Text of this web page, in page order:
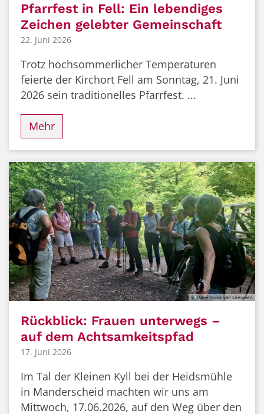
Pfarrfest in Fell: Ein lebendiges
Zeichen gelebter Gemeinschaft
22. Juni 2026
Trotz hochsommerlicher Temperaturen
feierte der Kirchort Fell am Sonntag, 21. Juni
2026 sein traditionelles Pfarrfest. ...
Mehr
© Marie-Luise van Leeuwen
Rückblick: Frauen unterwegs –
auf dem Achtsamkeitspfad
17. Juni 2026
Im Tal der Kleinen Kyll bei der Heidsmühle
in Manderscheid machten wir uns am
Mittwoch, 17.06.2026, auf den Weg über den